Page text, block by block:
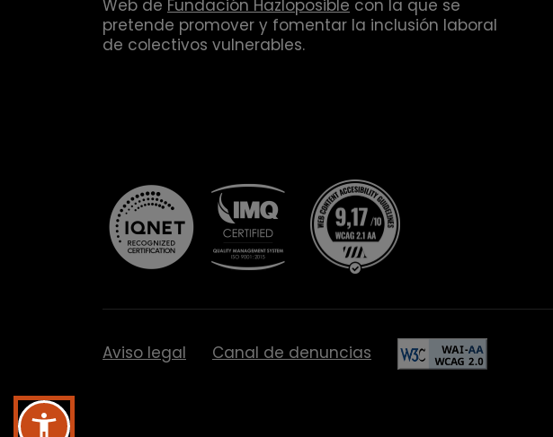
Web de Fundación Hazloposible con la que se
pretende promover y fomentar la inclusión laboral
de colectivos vulnerables.
Aviso legal Canal de denuncias